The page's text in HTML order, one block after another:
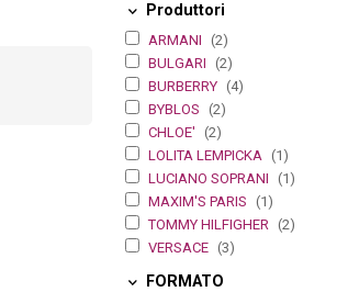
Produttori
ARMANI (2)
BULGARI (2)
BURBERRY (4)
BYBLOS (2)
CHLOE' (2)
LOLITA LEMPICKA (1)
LUCIANO SOPRANI (1)
MAXIM'S PARIS (1)
TOMMY HILFIGHER (2)
VERSACE (3)
FORMATO